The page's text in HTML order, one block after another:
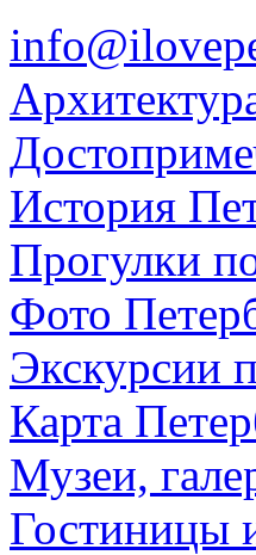
История
Прогулки
Фото
Экскурсии
Карта
Музеи,
Гостиницы